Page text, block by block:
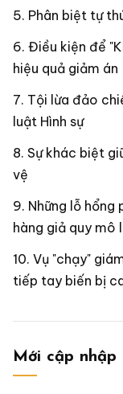
Phân biệt tự
Điều kiện để
hiệu quả giảm án
Tội lừa đảo
luật Hình sự
Sự khác biệt
vệ
Những lỗ hổng
hàng giả quy mô
Vụ "chạy"
tiếp tay biến bị
Mới cập nhập